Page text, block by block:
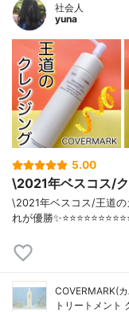
社会人
yuna
5.00
\2021年ベスコス/
\2021年ベスコス/王道の
れが優勝
COVERMARK(
トリートメント